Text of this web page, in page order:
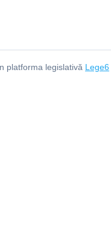
platforma legislativă Lege6